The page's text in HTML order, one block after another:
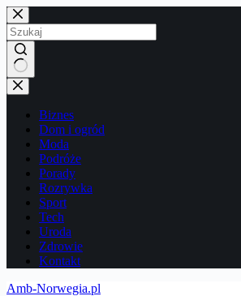
Przejdź
do
treści
Brak
wyników
Biznes
Dom i ogród
Moda
Podróże
Porady
Rozrywka
Sport
Tech
Uroda
Zdrowie
Kontakt
Amb-Norwegia.pl